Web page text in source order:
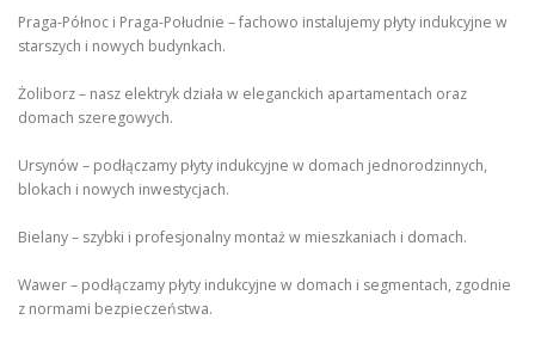
Praga-Północ i Praga-Południe – fachowo instalujemy płyty indukcyjne w
starszych i nowych budynkach.
Żoliborz – nasz elektryk działa w eleganckich apartamentach oraz
domach szeregowych.
Ursynów – podłączamy płyty indukcyjne w domach jednorodzinnych,
blokach i nowych inwestycjach.
Bielany – szybki i profesjonalny montaż w mieszkaniach i domach.
Wawer – podłączamy płyty indukcyjne w domach i segmentach, zgodnie
z normami bezpieczeństwa.